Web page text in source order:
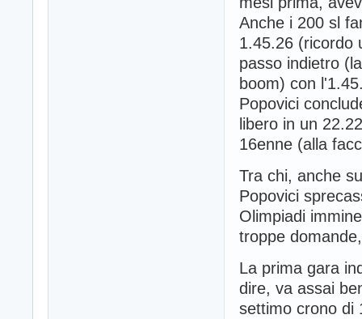
Anche i 200 sl
1.45.26 (ricordo
passo indietro
boom) con
Popovici
libero in un
16enne (alla
Tra chi, anche
Popovici
Olimpiadi
troppe
La prima gara
dire, va assai
settimo crono di